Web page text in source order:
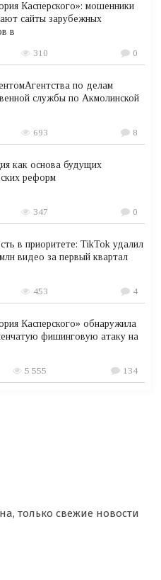
Касперского»: мошенники
сайты зарубежных
в
310 0
по делам
службы по Акмолинской
693 8
как основа будущих
реформ
347 0
в приоритете: TikTok удалил
видео за первый квартал
453 4
Касперского» обнаружила
фишинговую атаку на
5 555 134
только свежие новости